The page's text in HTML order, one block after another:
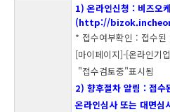
1) 온라인신청 : 비즈오
(http://
* 접수여부확인 : 접수
[마이페이지]-[온라인기
"접수검토중"표시됨
2) 향후절차 알림 : 접
온라인심사 또는 대면심